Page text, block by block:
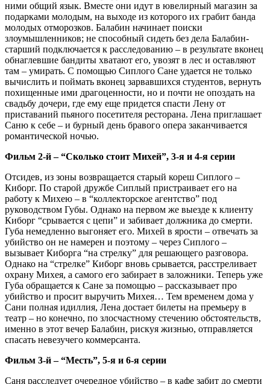
ними общий язык. Вместе они идут в ювелирный магазин за
подарками молодым, на выходе из которого их грабит банда
молодых отморозков. Балабин начинает поиски
злоумышленников; не способный сидеть без дела Балабин-
старший подключается к расследованию – в результате вконец
обнаглевшие бандиты хватают его, увозят в лес и оставляют
там – умирать. С помощью Сиплого Сане удается не только
вычислить и поймать вконец зарвавшихся студентов, вернуть
похищенные ими драгоценности, но и почти не опоздать на
свадьбу дочери, где ему еще придется спасти Лену от
приставаний пьяного посетителя ресторана. Лена приглашает
Саню к себе – и бурный день бравого опера заканчивается
романтической ночью.
Фильм 2-й – “Сколько стоит Михей”, 3-я и 4-я серии
Отсидев, из зоны возвращается старый кореш Сиплого –
Киборг. По старой дружбе Сиплый пристраивает его на
работу к Михею – в “коллекторское агентство” под
руководством Губы. Однако на первом же выезде к клиенту
Киборг “срывается с цепи” и забивает должника до смерти.
Губа немедленно выгоняет его. Михей в ярости – отвечать за
убийство он не намерен и поэтому – через Сиплого –
вызывает Киборга “на стрелку” для решающего разговора.
Однако на “стрелке” Киборг вновь срывается, расстреливает
охрану Михея, а самого его забирает в заложники. Теперь уже
Губа обращается к Сане за помощью – рассказывает про
убийство и просит выручить Михея… Тем временем дома у
Сани полная идиллия, Лена достает билеты на премьеру в
театр – но конечно, по злосчастному стечению обстоятельств,
именно в этот вечер Балабин, рискуя жизнью, отправляется
спасать невезучего коммерсанта.
Фильм 3-й – “Месть”, 5-я и 6-я серии
Саня расследует очередное убийство – в кафе забит до смерти